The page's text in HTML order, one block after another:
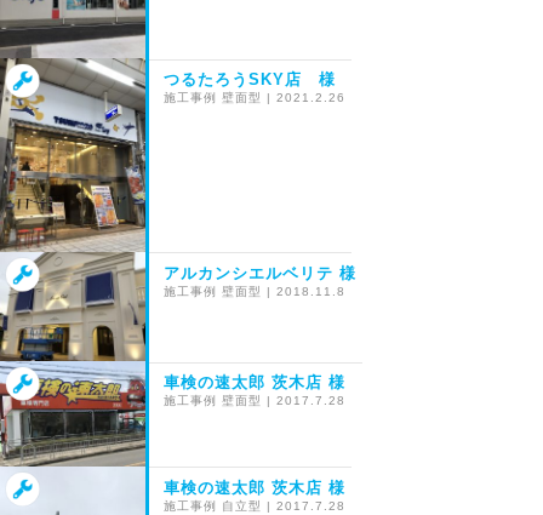
つるたろうSKY店 様
施工事例 壁面型 2021.2.26
アルカンシエルベリテ 様
施工事例 壁面型 2018.11.8
車検の速太郎 茨木店 様
施工事例 壁面型 2017.7.28
車検の速太郎 茨木店 様
施工事例 自立型 2017.7.28